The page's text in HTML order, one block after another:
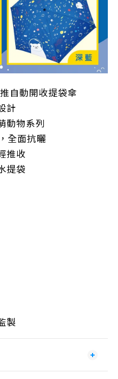
自動開收提袋傘
計
動物系列
全面抗曬
推收
提袋
製